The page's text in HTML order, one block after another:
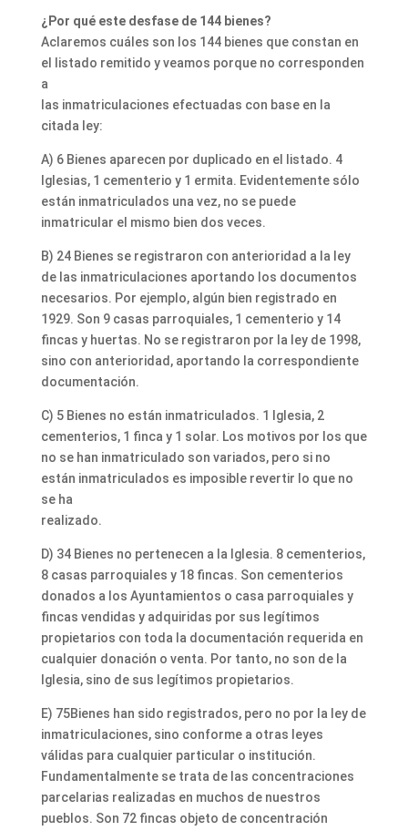
¿Por qué este desfase de 144 bienes?
Aclaremos cuáles son los 144 bienes que constan en
el listado remitido y veamos porque no corresponden
a
las inmatriculaciones efectuadas con base en la
citada ley:
A) 6 Bienes aparecen por duplicado en el listado. 4
Iglesias, 1 cementerio y 1 ermita. Evidentemente sólo
están inmatriculados una vez, no se puede
inmatricular el mismo bien dos veces.
B) 24 Bienes se registraron con anterioridad a la ley
de las inmatriculaciones aportando los documentos
necesarios. Por ejemplo, algún bien registrado en
1929. Son 9 casas parroquiales, 1 cementerio y 14
fincas y huertas. No se registraron por la ley de 1998,
sino con anterioridad, aportando la correspondiente
documentación.
C) 5 Bienes no están inmatriculados. 1 Iglesia, 2
cementerios, 1 finca y 1 solar. Los motivos por los que
no se han inmatriculado son variados, pero si no
están inmatriculados es imposible revertir lo que no
se ha
realizado.
D) 34 Bienes no pertenecen a la Iglesia. 8 cementerios,
8 casas parroquiales y 18 fincas. Son cementerios
donados a los Ayuntamientos o casa parroquiales y
fincas vendidas y adquiridas por sus legítimos
propietarios con toda la documentación requerida en
cualquier donación o venta. Por tanto, no son de la
Iglesia, sino de sus legítimos propietarios.
E) 75Bienes han sido registrados, pero no por la ley de
inmatriculaciones, sino conforme a otras leyes
válidas para cualquier particular o institución.
Fundamentalmente se trata de las concentraciones
parcelarias realizadas en muchos de nuestros
pueblos. Son 72 fincas objeto de concentración